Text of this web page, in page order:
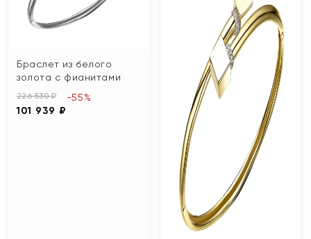
Браслет из белого
золота с фианитами
226 530 ₽
101 939 ₽
-55%